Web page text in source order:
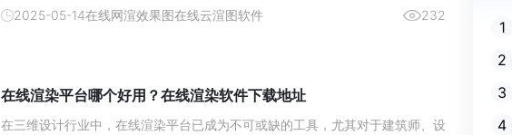
2025-05-14在线网渲效果图在线云渲图软件 232
在线渲染平台哪个好用？在线渲染软件下载地址
在三维设计行业中，在线渲染平台已成为不可或缺的工具，尤其对于建筑师、设
1
2
3
4